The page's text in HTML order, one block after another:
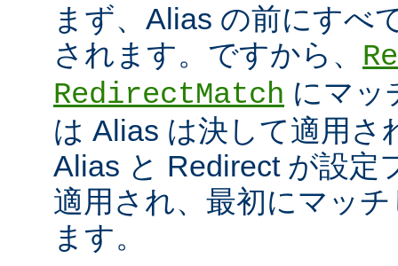
まず、Alias の前にすべ
されます。ですから、
RedirectMatch にマッ
は Alias は決して適用さ
Alias と Redirect が設定
適用され、最初にマッ
ます。